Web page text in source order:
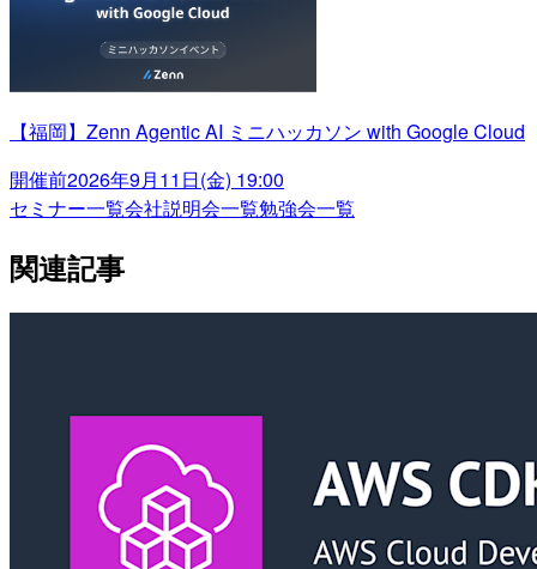
【福岡】Zenn Agentic AI ミニハッカソン with Google Cloud
開催前2026年9月11日(金) 19:00
セミナー一覧会社説明会一覧勉強会一覧
関連記事